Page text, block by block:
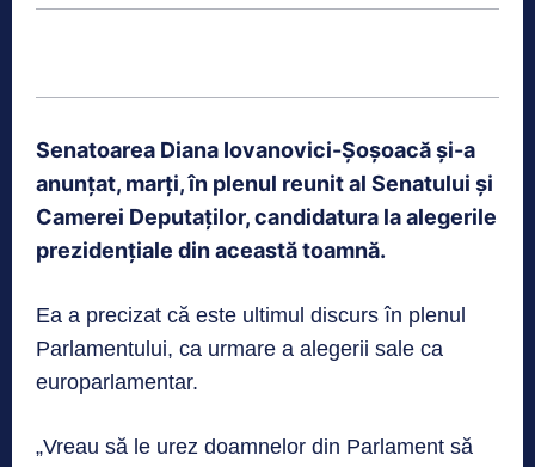
Senatoarea Diana Iovanovici-Şoşoacă şi-a
anunţat, marţi, în plenul reunit al Senatului şi
Camerei Deputaţilor, candidatura la alegerile
prezidenţiale din această toamnă.
Ea a precizat că este ultimul discurs în plenul
Parlamentului, ca urmare a alegerii sale ca
europarlamentar.
„Vreau să le urez doamnelor din Parlament să